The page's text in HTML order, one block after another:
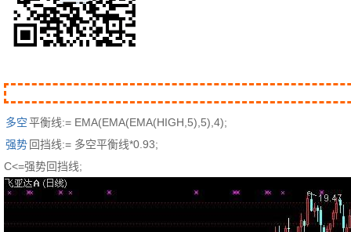
多空平衡线:= EMA(EMA(EMA(HIGH,5),5),4);
强势 回挡线:= 多空平衡线*0.93;
C<=强势回挡线;